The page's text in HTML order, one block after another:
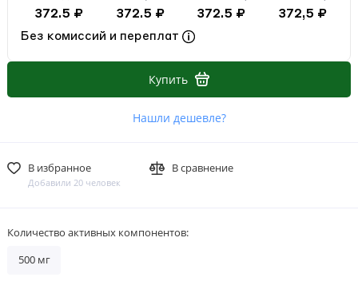
372.5 ₽ 372.5 ₽ 372.5 ₽ 372,5 ₽
Без комиссий и переплат
Купить
Нашли дешевле?
В избранное
Добавили 20 человек
В сравнение
Количество активных компонентов:
500 мг